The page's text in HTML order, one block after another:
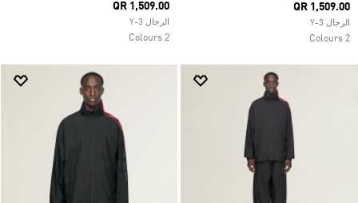
QR 1,509.00
الرجال Y-3
2 Colours
QR 1,509.00
الرجال Y-3
2 Colours